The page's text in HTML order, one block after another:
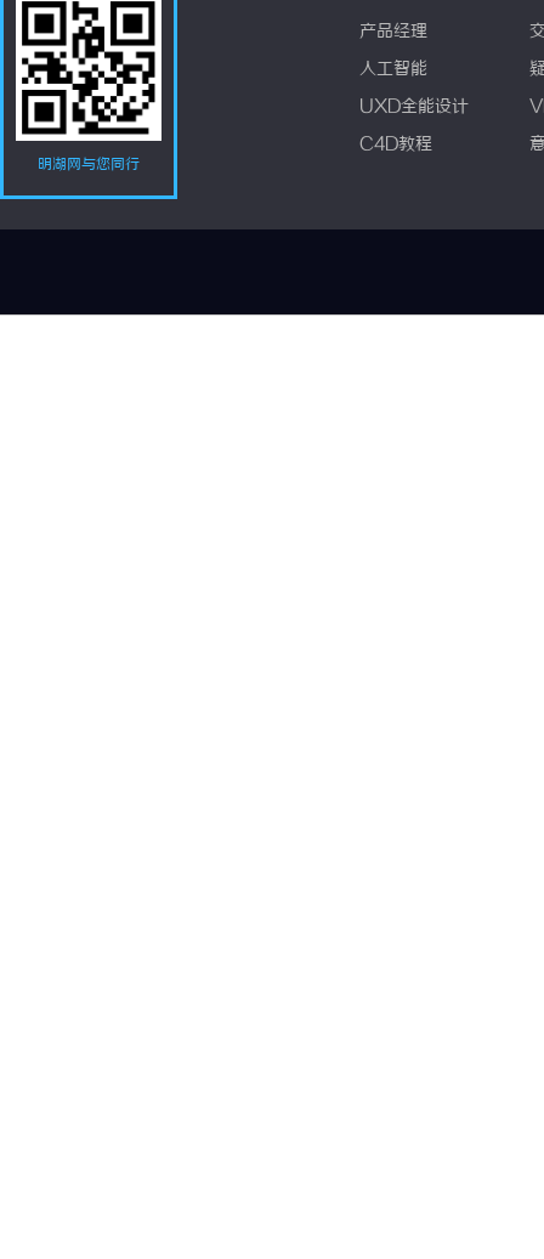
明湖网与您同行
产品经理
人工智能
UXD全能设计
C4D教程